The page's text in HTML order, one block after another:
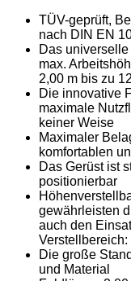
TÜV-geprüft,
nach DIN EN
Das
max.
2,00 m bis zu
Die innovative
maximale
keiner Weise
Maximaler
komfortablen
Das Gerüst ist
positionierbar
gewährleisten
auch den
Verstellbereich:
Die große
und Material